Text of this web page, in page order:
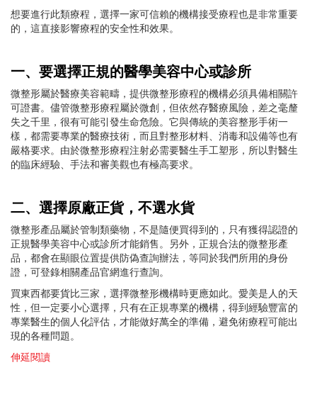
想要進行此類療程，選擇一家可信賴的機構接受療程也是非常重要
的，這直接影響療程的安全性和效果。
一、要選擇正規的醫學美容中心或診所
微整形屬於醫療美容範疇，提供微整形療程的機構必須具備相關許
可證書。儘管微整形療程屬於微創，但依然存醫療風險，差之毫釐
失之千里，很有可能引發生命危險。它與傳統的美容整形手術一
樣，都需要專業的醫療技術，而且對整形材料、消毒和設備等也有
嚴格要求。由於微整形療程注射必需要醫生手工塑形，所以對醫生
的臨床經驗、手法和審美觀也有極高要求。
二、選擇原廠正貨，不選水貨
微整形產品屬於管制類藥物，不是隨便買得到的，只有獲得認證的
正規醫學美容中心或診所才能銷售。另外，正規合法的微整形產
品，都會在顯眼位置提供防偽查詢辦法，等同於我們所用的身份
證，可登錄相關產品官網進行查詢。
買東西都要貨比三家，選擇微整形機構時更應如此。愛美是人的天
性，但一定要小心選擇，只有在正規專業的機構，得到經驗豐富的
專業醫生的個人化評估，才能做好萬全的準備，避免術療程可能出
現的各種問題。
伸延閱讀